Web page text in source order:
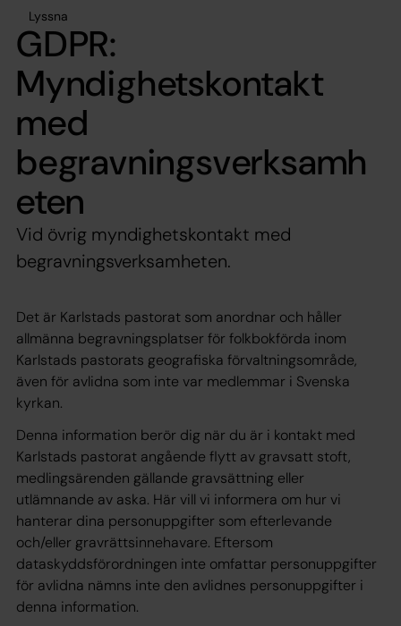
Lyssna
GDPR:
Myndighetskontakt
med
begravningsverksamh
eten
Vid övrig myndighetskontakt med
begravningsverksamheten.
Det är Karlstads pastorat som anordnar och håller
allmänna begravningsplatser för folkbokförda inom
Karlstads pastorats geografiska förvaltningsområde,
även för avlidna som inte var medlemmar i Svenska
kyrkan.
Denna information berör dig när du är i kontakt med
Karlstads pastorat angående flytt av gravsatt stoft,
medlingsärenden gällande gravsättning eller
utlämnande av aska. Här vill vi informera om hur vi
hanterar dina personuppgifter som efterlevande
och/eller gravrättsinnehavare. Eftersom
dataskyddsförordningen inte omfattar personuppgifter
för avlidna nämns inte den avlidnes personuppgifter i
denna information.